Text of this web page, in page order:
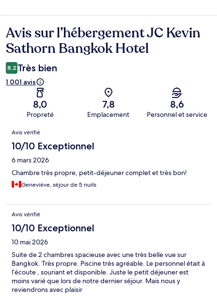
Avis
Avis sur l’hébergement JC Kevin
Sathorn Bangkok Hotel
8,2 Très bien
1 001 avis
8,0
Propreté
7,8
Emplacement
8,6
Personnel et service
Avis
Avis vérifié
10/10 Exceptionnel
6 mars 2026
Chambre très propre, petit-déjeuner complet et très bon!
Geneviève, séjour de 5 nuits
Avis vérifié
10/10 Exceptionnel
10 mai 2026
Suite de 2 chambres spacieuse avec une très belle vue sur
Bangkok. Très propre. Piscine très agréable. Le personnel était à
l’écoute , souriant et disponible. Juste le petit déjeuner est
moins varié que lors de notre dernier séjour. Mais nous y
reviendrons avec plaisir